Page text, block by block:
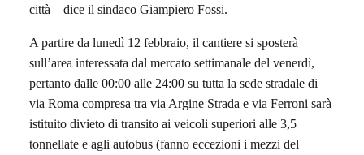
città – dice il sindaco Giampiero Fossi.
A partire da lunedì 12 febbraio, il cantiere si sposterà
sull’area interessata dal mercato settimanale del venerdì,
pertanto dalle 00:00 alle 24:00 su tutta la sede stradale di
via Roma compresa tra via Argine Strada e via Ferroni sarà
istituito divieto di transito ai veicoli superiori alle 3,5
tonnellate e agli autobus (fanno eccezioni i mezzi del